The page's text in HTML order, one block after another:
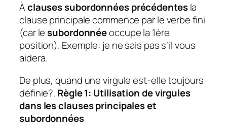
Àclauses subordonnées précédentesla
clause principale commence par le verbe fini
(car lesubordonnéeoccupe la 1ère
position). Exemple: je ne sais pas s’il vous
aidera.
De plus, quand une virgule est-elle toujours
définie?. Règle 1: Utilisation de virgules
dans les clauses principales et
subordonnées